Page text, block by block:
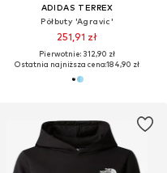
ADIDAS TERREX
Półbuty 'Agravic'
251,91 zł
Pierwotnie: 312,90 zł
Ostatnia najniższa cena:184,90 zł